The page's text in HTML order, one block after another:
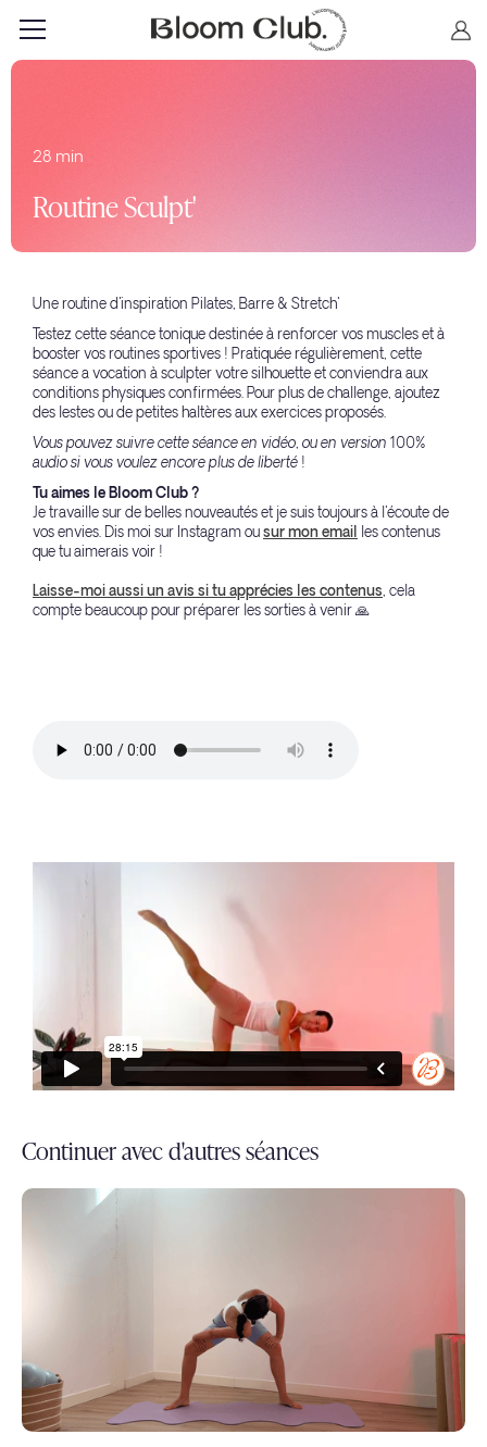
28 min
Routine Sculpt'
Une routine d'inspiration Pilates, Barre & Stretch'
Testez cette séance tonique destinée à renforcer vos muscles et à
booster vos routines sportives ! Pratiquée régulièrement, cette
séance a vocation à sculpter votre silhouette et conviendra aux
conditions physiques confirmées. Pour plus de challenge, ajoutez
des lestes ou de petites haltères aux exercices proposés.
Vous pouvez suivre cette séance en vidéo, ou en version 100%
audio si vous voulez encore plus de liberté !
Tu aimes le Bloom Club ?
Je travaille sur de belles nouveautés et je suis toujours à l'écoute de
vos envies. Dis moi sur Instagram ousur mon email les contenus
que tu aimerais voir !
Laisse-moi aussi un avis si tu apprécies les contenus, cela
compte beaucoup pour préparer les sorties à venir 🙏
Continuer avec d'autres séances